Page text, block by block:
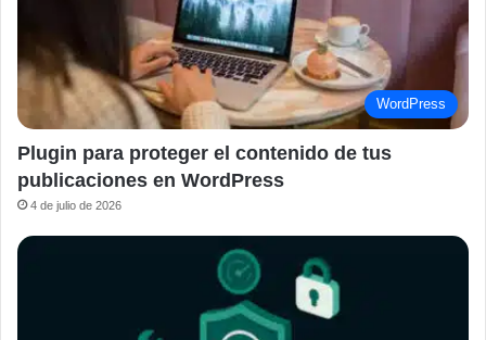
WordPress
Plugin para proteger el contenido de tus
publicaciones en WordPress
4 de julio de 2026